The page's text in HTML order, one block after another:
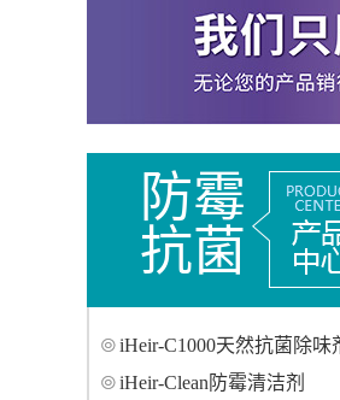
防霉
抗菌
iHeir-C1000天然抗菌除味
iHeir-Clean防霉清洁剂